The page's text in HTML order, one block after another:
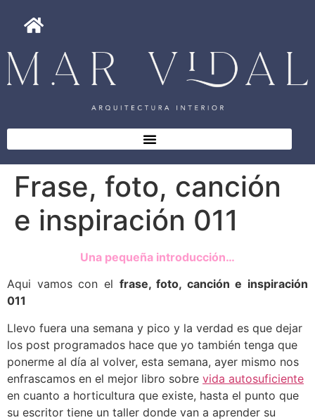
Frase, foto, canción
e inspiración 011
Una pequeña introducción…
Aqui vamos con el frase, foto, canción e inspiración
011
Llevo fuera una semana y pico y la verdad es que dejar
los post programados hace que yo también tenga que
ponerme al día al volver, esta semana, ayer mismo nos
enfrascamos en el mejor libro sobre vida autosuficiente
en cuanto a horticultura que existe, hasta el punto que
su escritor tiene un taller donde van a aprender su